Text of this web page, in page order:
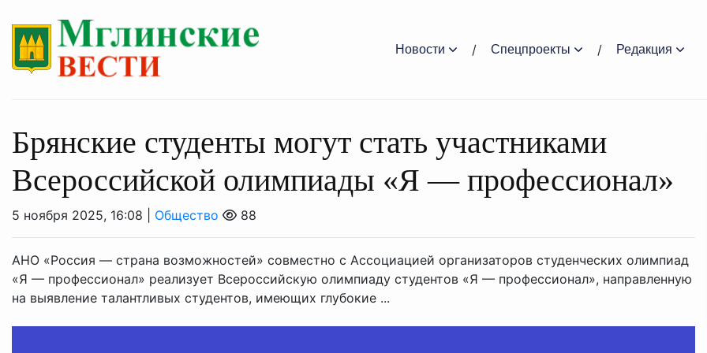
Новости Спецпроекты Редакция
Брянские студенты могут стать участниками
Всероссийской олимпиады «Я — профессионал»
5 ноября 2025, 16:08 | Общество 88
АНО «Россия — страна возможностей» совместно с Ассоциацией организаторов студенческих олимпиад
«Я — профессионал» реализует Всероссийскую олимпиаду студентов «Я — профессионал», направленную
на выявление талантливых студентов, имеющих глубокие ...